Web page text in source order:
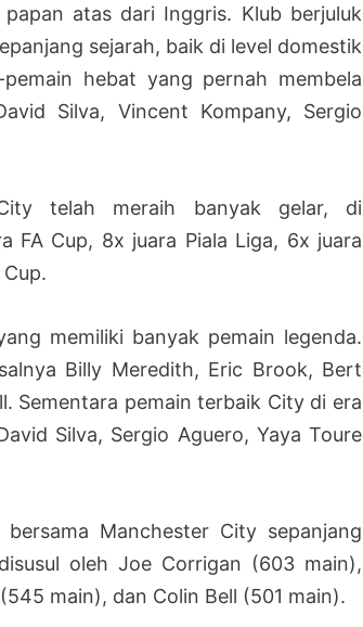
atas dari Inggris. Klub berjuluk
sejarah, baik di level domestik
hebat yang pernah membela
Silva, Vincent Kompany, Sergio
telah meraih banyak gelar, di
FA Cup, 8x juara Piala Liga, 6x juara
memiliki banyak pemain legenda.
Billy Meredith, Eric Brook, Bert
Sementara pemain terbaik City di era
Silva, Sergio Aguero, Yaya Toure
Manchester City sepanjang
oleh Joe Corrigan (603 main),
main), dan Colin Bell (501 main).